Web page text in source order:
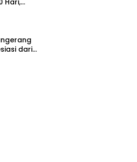
Waktu
dari